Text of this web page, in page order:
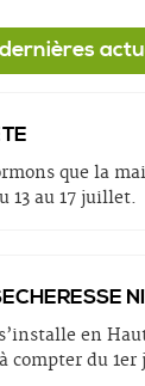
que la
13 au 17
en
compter du